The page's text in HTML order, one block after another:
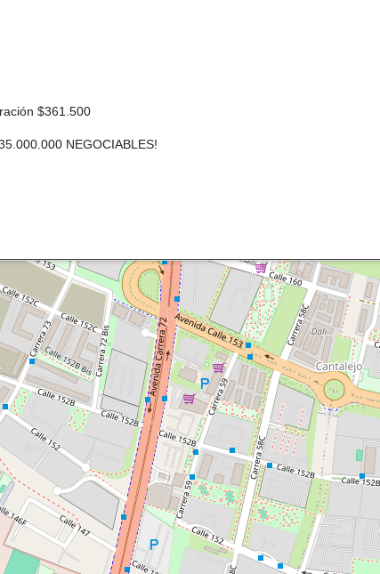
$361.500
NEGOCIABLES!